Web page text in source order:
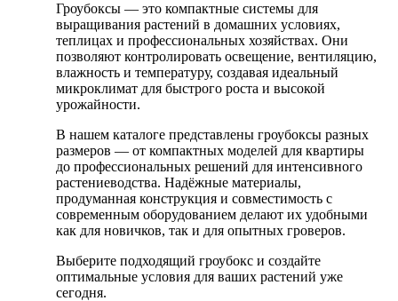
Гроубоксы — это компактные системы для
выращивания растений в домашних условиях,
теплицах и профессиональных хозяйствах. Они
позволяют контролировать освещение, вентиляцию,
влажность и температуру, создавая идеальный
микроклимат для быстрого роста и высокой
урожайности.
В нашем каталоге представлены гроубоксы разных
размеров — от компактных моделей для квартиры
до профессиональных решений для интенсивного
растениеводства. Надёжные материалы,
продуманная конструкция и совместимость с
современным оборудованием делают их удобными
как для новичков, так и для опытных гроверов.
Выберите подходящий гроубокс и создайте
оптимальные условия для ваших растений уже
сегодня.